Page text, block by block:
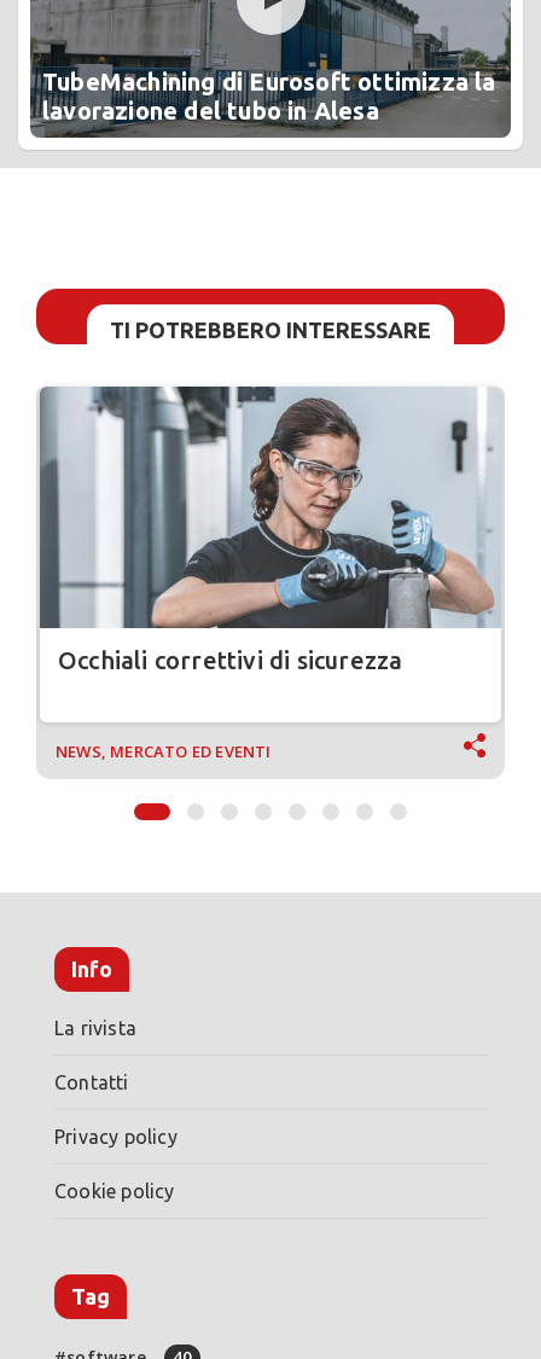
TubeMachining di Eurosoft ottimizza la
lavorazione del tubo in Alesa
TI POTREBBERO INTERESSARE
Occhiali correttivi di sicurezza
NEWS, MERCATO ED EVENTI
Info
La rivista
Contatti
Privacy policy
Cookie policy
Tag